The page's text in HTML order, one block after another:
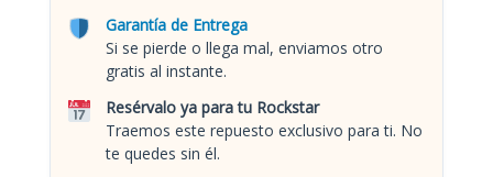
Garantía de Entrega
Si se pierde o llega mal, enviamos otro
gratis al instante.
Resérvalo ya para tu Rockstar
Traemos este repuesto exclusivo para ti. No
te quedes sin él.